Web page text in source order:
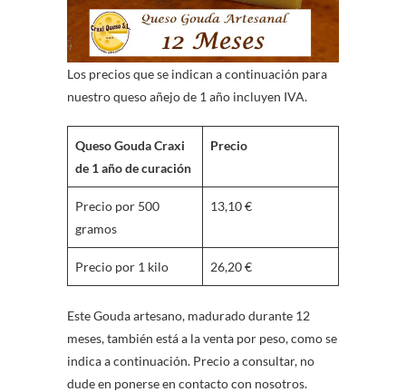
Los precios que se indican a continuación para
nuestro queso añejo de 1 año incluyen IVA.
Queso Gouda Craxi
de 1 año de curación
Precio
Precio por 500
gramos
13,10 €
Precio por 1 kilo 26,20 €
Este Gouda artesano, madurado durante 12
meses, también está a la venta por peso, como se
indica a continuación. Precio a consultar, no
dude en ponerse en contacto con nosotros.